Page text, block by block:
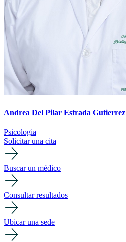
Andrea Del Pilar Estrada Gutierrez
Psicologia
Solicitar una cita
Buscar un médico
Consultar resultados
Ubicar una sede